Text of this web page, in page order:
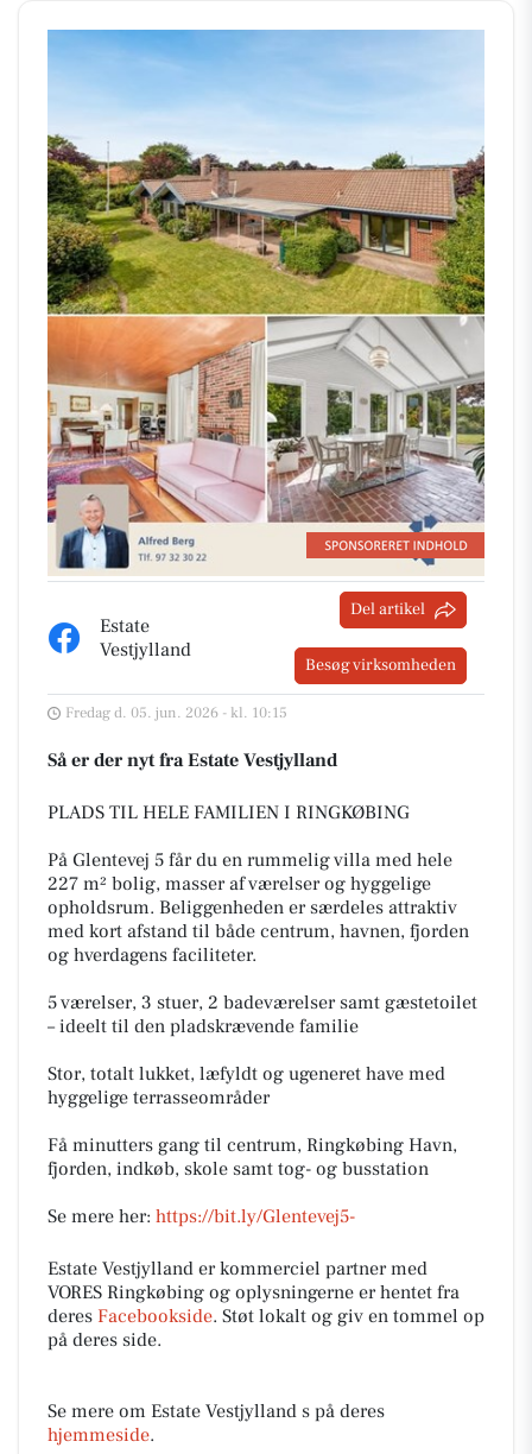
Estate
Vestjylland
Del artikel
Besøg virksomheden
Fredag d. 05. jun. 2026 - kl. 10:15
Så er der nyt fra Estate Vestjylland
PLADS TIL HELE FAMILIEN I RINGKØBING
På Glentevej 5 får du en rummelig villa med hele
227 m² bolig, masser af værelser og hyggelige
opholdsrum. Beliggenheden er særdeles attraktiv
med kort afstand til både centrum, havnen, fjorden
og hverdagens faciliteter.
5 værelser, 3 stuer, 2 badeværelser samt gæstetoilet
– ideelt til den pladskrævende familie
Stor, totalt lukket, læfyldt og ugeneret have med
hyggelige terrasseområder
Få minutters gang til centrum, Ringkøbing Havn,
fjorden, indkøb, skole samt tog- og busstation
Se mere her: https://bit.ly/Glentevej5-
Estate Vestjylland er kommerciel partner med
VORES Ringkøbing og oplysningerne er hentet fra
deres Facebookside. Støt lokalt og giv en tommel op
på deres side.
Se mere om Estate Vestjylland s på deres
hjemmeside.